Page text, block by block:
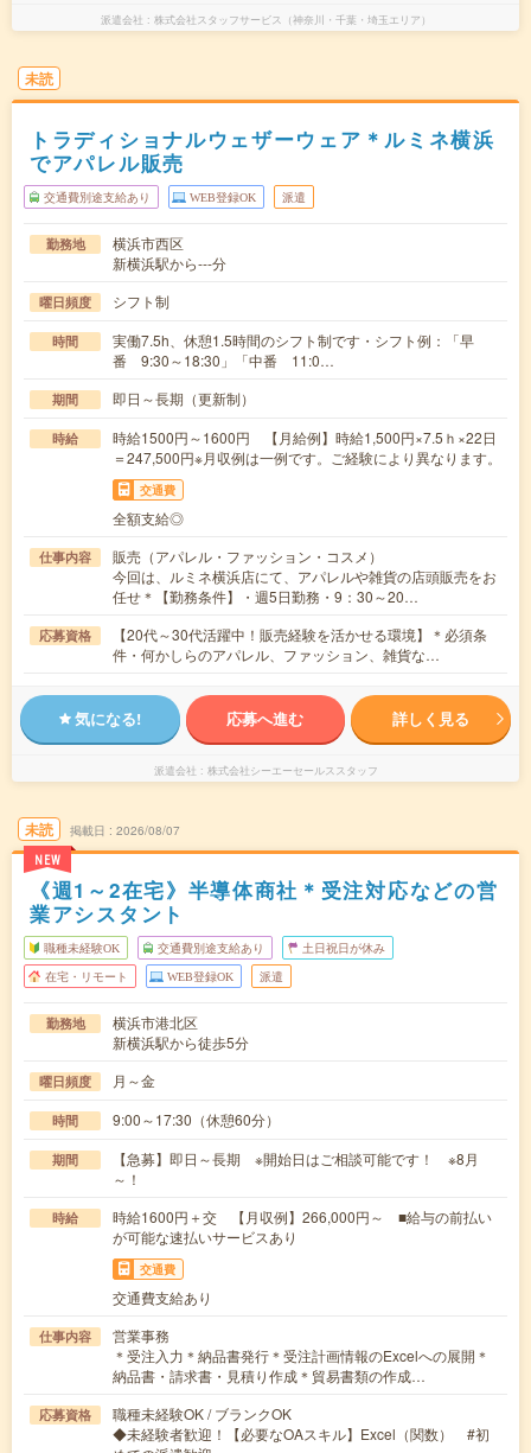
派遣会社 株式会社スタッフサービス（神奈川・千葉・埼玉エリア）
未読
トラディショナルウェザーウェア＊ルミネ横浜
でアパレル販売
交通費別途支給あり WEB登録OK 派遣
勤務地
横浜市西区
新横浜駅から---分
曜日頻度 シフト制
時間
実働7.5h、休憩1.5時間のシフト制です・シフト例：「早
番 9:30～18:30」「中番 11:0…
期間 即日～長期（更新制）
時給
時給1500円～1600円 【月給例】時給1,500円×7.5ｈ×22日
＝247,500円※月収例は一例です。ご経験により異なります。
交通費
全額支給◎
仕事内容
販売（アパレル・ファッション・コスメ）
今回は、ルミネ横浜店にて、アパレルや雑貨の店頭販売をお
任せ＊【勤務条件】・週5日勤務・9：30～20…
応募資格
【20代～30代活躍中！販売経験を活かせる環境】＊必須条
件・何かしらのアパレル、ファッション、雑貨な…
気になる! 応募へ進む 詳しく見る
派遣会社 株式会社シーエーセールススタッフ
未読
NEW
掲載日 2026/08/07
《週1～2在宅》半導体商社＊受注対応などの営
業アシスタント
職種未経験OK 交通費別途支給あり 土日祝日が休み
在宅・リモート WEB登録OK 派遣
勤務地
横浜市港北区
新横浜駅から徒歩5分
曜日頻度 月～金
時間 9:00～17:30（休憩60分）
期間
【急募】即日～長期 ※開始日はご相談可能です！ ※8月
～！
時給
時給1600円＋交 【月収例】266,000円～ ■給与の前払い
が可能な速払いサービスあり
交通費
交通費支給あり
仕事内容
営業事務
＊受注入力＊納品書発行＊受注計画情報のExcelへの展開＊
納品書・請求書・見積り作成＊貿易書類の作成…
応募資格
職種未経験OK / ブランクOK
◆未経験者歓迎！【必要なOAスキル】Excel（関数） #初